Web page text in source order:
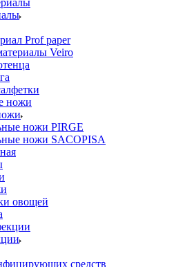
Prof paper
Veiro
ножи PIRGE
ножи SACOPISA
овощей
средств